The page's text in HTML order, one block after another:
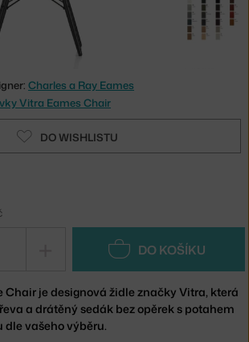
Charles a Ray Eames
Vitra Eames Chair
DO WISHLISTU
DO KOŠÍKU
Chair je designová židle značky Vitra, která
a drátěný sedák bez opěrek s potahem
vašeho výběru.